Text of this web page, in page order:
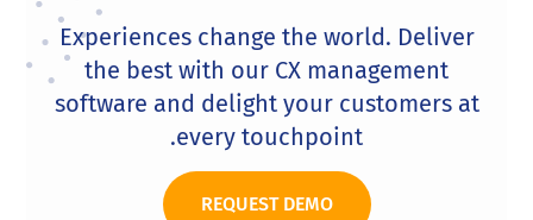
Experiences change the world. Deliver
the best with our CX management
software and delight your customers at
every touchpoint.
REQUEST DEMO